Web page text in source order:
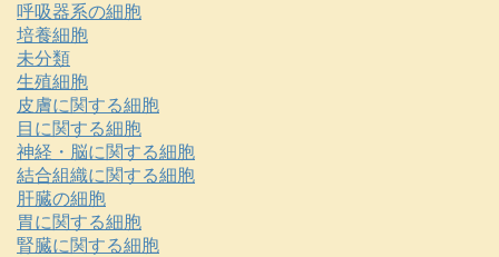
呼吸器系の細胞
培養細胞
未分類
生殖細胞
皮膚に関する細胞
目に関する細胞
神経・脳に関する細胞
結合組織に関する細胞
肝臓の細胞
胃に関する細胞
腎臓に関する細胞